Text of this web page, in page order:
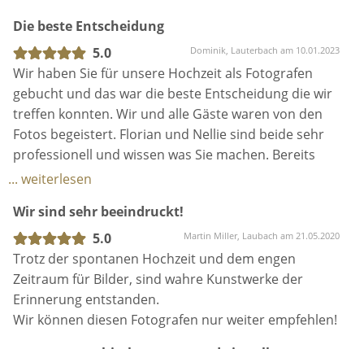
Die beste Entscheidung
5.0
Dominik, Lauterbach am 10.01.2023
Wir haben Sie für unsere Hochzeit als Fotografen
gebucht und das war die beste Entscheidung die wir
treffen konnten. Wir und alle Gäste waren von den
Fotos begeistert. Florian und Nellie sind beide sehr
professionell und wissen was Sie machen. Bereits
beim Vorgespräch haben uns die beiden durch ihre
irgendeinen Anlass wieder Fotografen brauchen,
sind Sie unsere erste Anlaufstelle.
... weiterlesen
Wir sind sehr beeindruckt!
5.0
Martin Miller, Laubach am 21.05.2020
Trotz der spontanen Hochzeit und dem engen
Zeitraum für Bilder, sind wahre Kunstwerke der
Erinnerung entstanden.
Wir können diesen Fotografen nur weiter empfehlen!